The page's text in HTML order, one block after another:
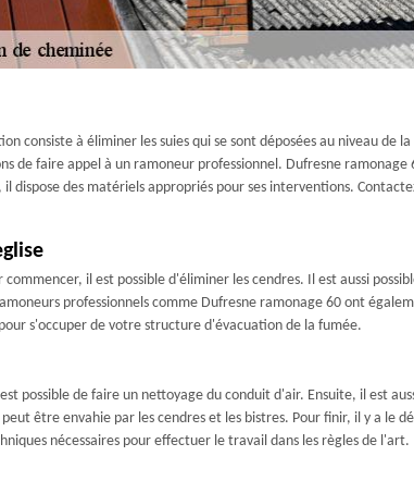
consiste à éliminer les suies qui se sont déposées au niveau de
de faire appel à un ramoneur professionnel. Dufresne ramonage
des matériels appropriés pour ses interventions.
il est possible d'éliminer les cendres. Il est aussi
professionnels comme Dufresne ramonage 60 ont
s'occuper de votre structure d'évacuation de la fumée.
possible de faire un nettoyage du conduit d'air. Ensuite, il est
être envahie par les cendres et les bistres. Pour finir, il y a le
nécessaires pour effectuer le travail dans les règles de l'art.